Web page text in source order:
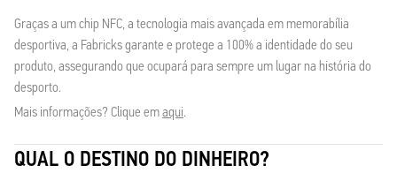
Graças a um chip NFC, a tecnologia mais avançada em memorabília
desportiva, a Fabricks garante e protege a 100% a identidade do seu
produto, assegurando que ocupará para sempre um lugar na história do
desporto.
Mais informações? Clique emaqui.
QUAL O DESTINO DO DINHEIRO?